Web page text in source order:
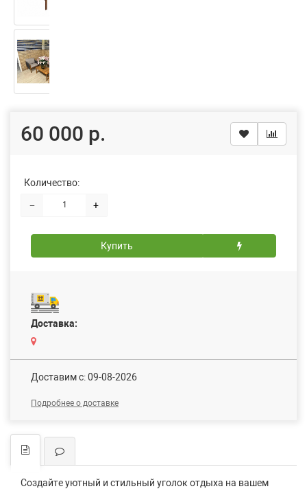
60 000 р.
Количество:
− +
Купить
Доставка:
Доставим c: 09-08-2026
Подробнее о доставке
Создайте уютный и стильный уголок отдыха на вашем